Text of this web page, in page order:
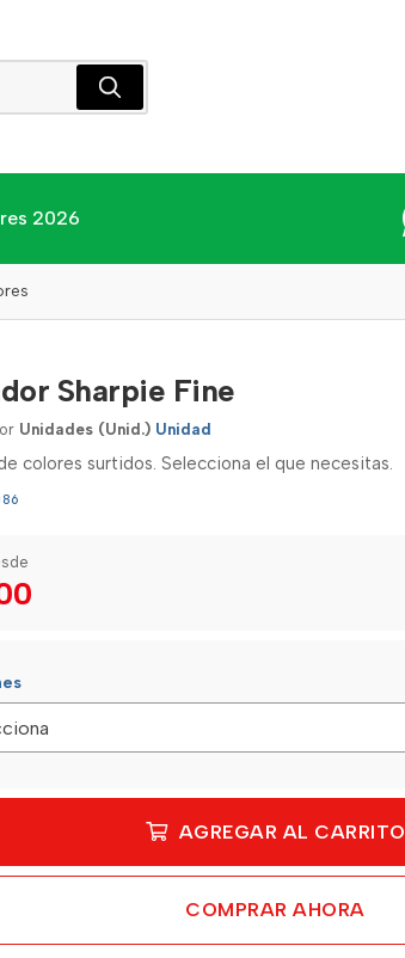
2026
Sharpie Fine
Unidades (Unid.) Unidad
colores surtidos. Selecciona el que necesitas.
AGREGAR AL CARRITO
COMPRAR AHORA